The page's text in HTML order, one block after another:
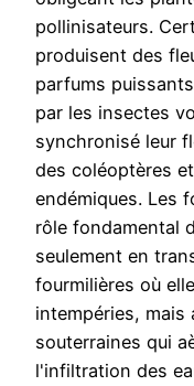
pollinisateurs.
produisent des
parfums
par les insectes
synchronisé leur
des coléoptères
endémiques. Les
rôle fondamental
seulement en
fourmilières où
intempéries, mais
souterraines qui
l'infiltration des